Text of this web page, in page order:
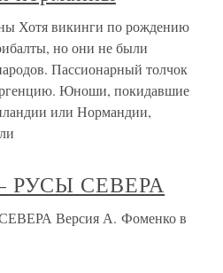
Хотя викинги по рождению
но они не были
Пассионарный толчок
Юноши, покидавшие
или Нормандии,
СЕВЕРА
Версия А. Фоменко в